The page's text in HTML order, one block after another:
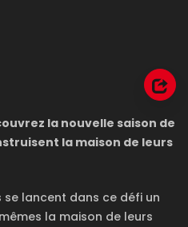
la nouvelle saison de
la maison de leurs
se lancent dans ce défi un
la maison de leurs